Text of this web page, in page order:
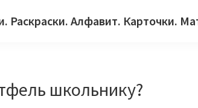
Раскраски. Алфавит. Карточки.
школьнику?